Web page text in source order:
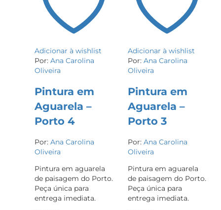
Adicionar à wishlist
Por: Ana Carolina
Oliveira
Pintura em
Aguarela –
Porto 4
Por: Ana Carolina
Oliveira
Pintura em aguarela
de paisagem do Porto.
Peça única para
entrega imediata.
Adicionar à wishlist
Por: Ana Carolina
Oliveira
Pintura em
Aguarela –
Porto 3
Por: Ana Carolina
Oliveira
Pintura em aguarela
de paisagem do Porto.
Peça única para
entrega imediata.